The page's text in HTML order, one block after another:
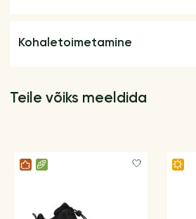
Kohaletoimetamine
Teile võiks meeldida